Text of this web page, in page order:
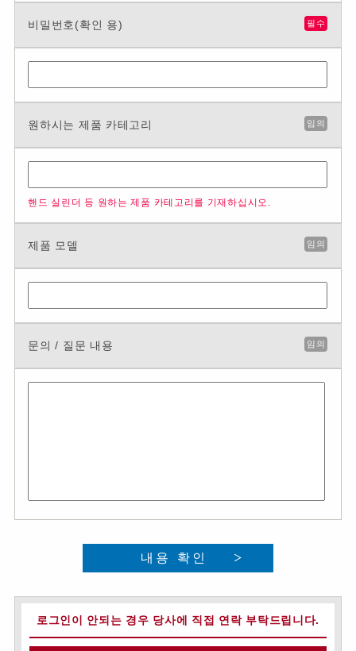
비밀번호(확인 용) 필수
원하시는 제품 카테고리 임의
핸드 실린더 등 원하는 제품 카테고리를 기재하십시오.
제품 모델 임의
문의 / 질문 내용 임의
내용 확인
로그인이 안되는 경우 당사에 직접 연락 부탁드립니다.